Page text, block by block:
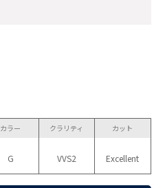
カラー
G
クラリティ
VVS2
カット
Excellent